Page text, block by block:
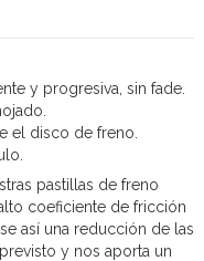
y progresiva, sin fade.
el disco de freno.
pastillas de freno
coeficiente de fricción
así una reducción de las
y nos aporta un